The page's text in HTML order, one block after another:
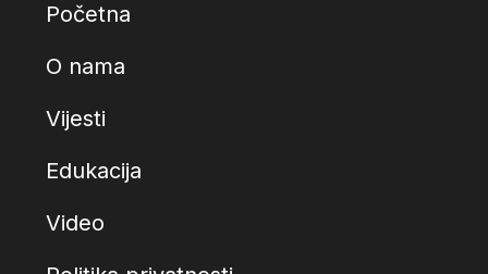
Početna
O nama
Vijesti
Edukacija
Video